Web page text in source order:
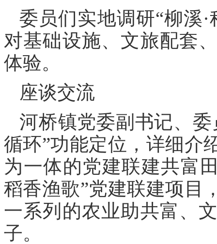
委员们实地调研“柳溪
对基础设施、文旅配套
体验。
座谈交流
河桥镇党委副书记、
循环”功能定位，详细介
为一体的党建联建共富
稻香渔歌”党建联建项目
一系列的农业助共富、
子。